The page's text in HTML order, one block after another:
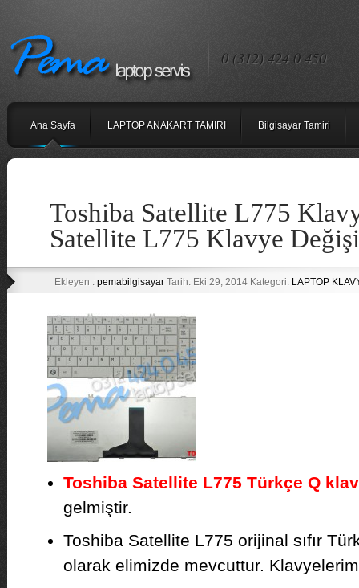
0 (312) 424 0 450
Ana Sayfa LAPTOP ANAKART TAMİRİ Bilgisayar Tamiri
Toshiba Satellite L775
Satellite L775 Klavye
Ekleyen : pemabilgisayarTarih: Eki 29, 2014 Kategori: LAPTOP
Toshiba Satellite L775 Türkçe Q
gelmiştir.
Toshiba Satellite L775 orijinal sıfır
olarak elimizde mevcuttur.